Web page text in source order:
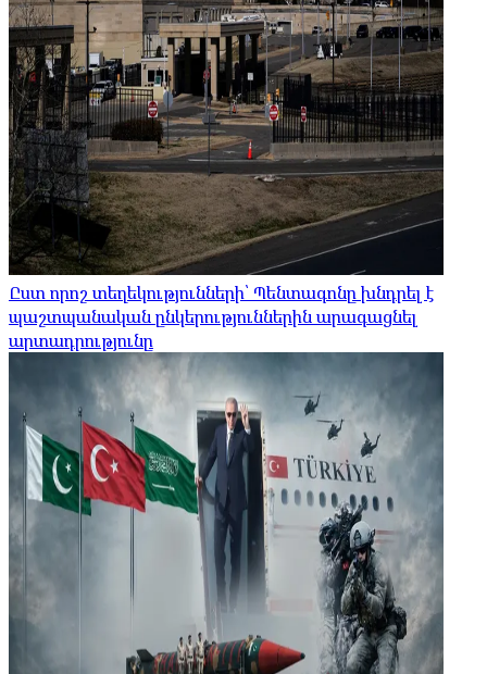
Ըստ որոշ տեղեկությունների՝ Պենտագոնը խնդրել է
պաշտպանական ընկերություններին արագացնել
արտադրությունը